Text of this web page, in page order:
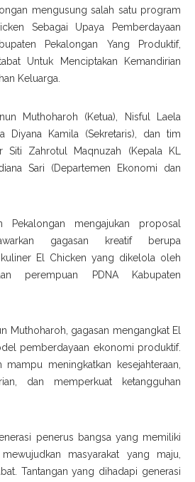
mengusung salah satu program
Sebagai Upaya Pemberdayaan
Pekalongan Yang Produktif,
Untuk Menciptakan Kemandirian
Keluarga.
Muthoharoh (Ketua), Nisful Laela
Diyana Kamila (Sekretaris), dan tim
Siti Zahrotul Maqnuzah (Kepala KL
Sari (Departemen Ekonomi dan
Pekalongan mengajukan proposal
gagasan kreatif berupa
El Chicken yang dikelola oleh
perempuan PDNA Kabupaten
Muthoharoh, gagasan mengangkat El
pemberdayaan ekonomi produktif.
mampu meningkatkan kesejahteraan,
dan memperkuat ketangguhan
penerus bangsa yang memiliki
masyarakat yang maju,
Tantangan yang dihadapi generasi